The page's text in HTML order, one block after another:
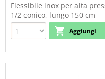
Flessibile inox per alta
1/2 conico, lungo 150 cm